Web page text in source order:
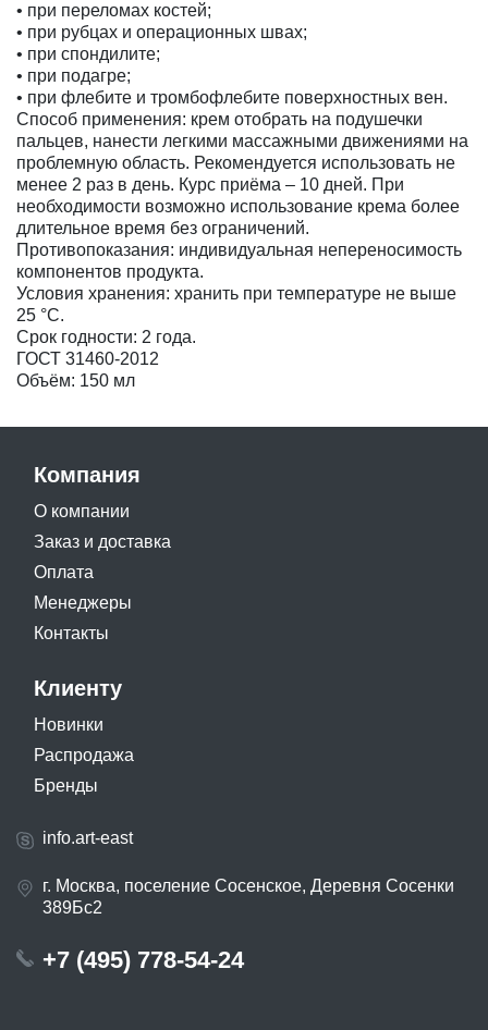
• при переломах костей;
• при рубцах и операционных швах;
• при спондилите;
• при подагре;
• при флебите и тромбофлебите поверхностных вен.
Способ применения: крем отобрать на подушечки
пальцев, нанести легкими массажными движениями на
проблемную область. Рекомендуется использовать не
менее 2 раз в день. Курс приёма – 10 дней. При
необходимости возможно использование крема более
длительное время без ограничений.
Противопоказания: индивидуальная непереносимость
компонентов продукта.
Условия хранения: хранить при температуре не выше
25 °С.
Срок годности: 2 года.
ГОСТ 31460-2012
Объём: 150 мл
Компания
О компании
Заказ и доставка
Оплата
Менеджеры
Контакты
Клиенту
Новинки
Распродажа
Бренды
info.art-east
г. Москва, поселение Сосенское, Деревня Сосенки
389Бс2
+7 (495) 778-54-24